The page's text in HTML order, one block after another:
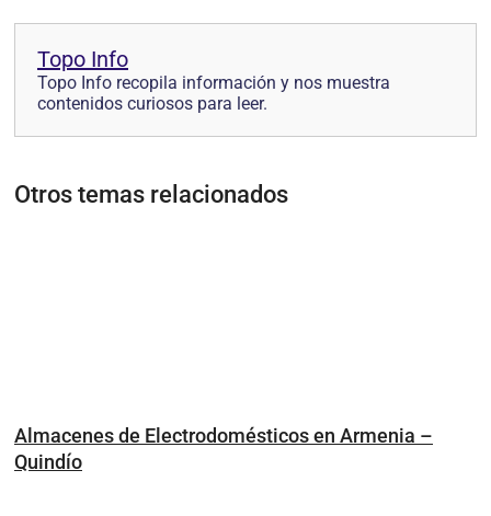
Topo Info
Topo Info recopila información y nos muestra
contenidos curiosos para leer.
Otros temas relacionados
Almacenes de Electrodomésticos en Armenia –
Quindío